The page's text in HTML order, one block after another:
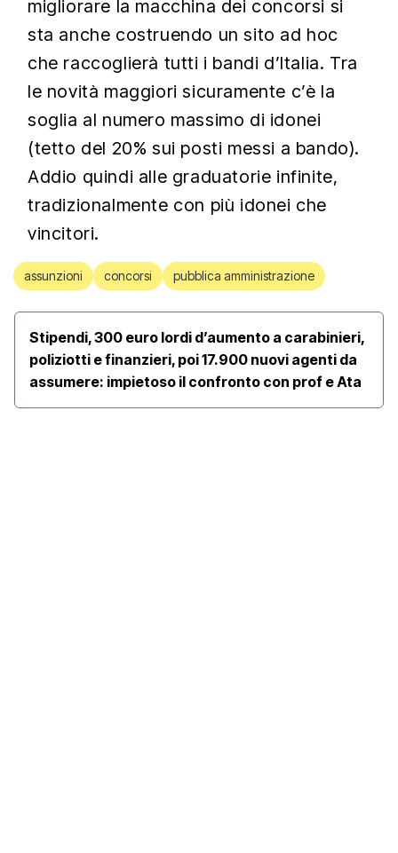
migliorare la macchina dei concorsi si
sta anche costruendo un sito ad hoc
che raccoglierà tutti i bandi d’Italia. Tra
le novità maggiori sicuramente c’è la
soglia al numero massimo di idonei
(tetto del 20% sui posti messi a bando).
Addio quindi alle graduatorie infinite,
tradizionalmente con più idonei che
vincitori.
assunzioni concorsi pubblica amministrazione
Stipendi, 300 euro lordi d’aumento a carabinieri,
poliziotti e finanzieri, poi 17.900 nuovi agenti da
assumere: impietoso il confronto con prof e Ata